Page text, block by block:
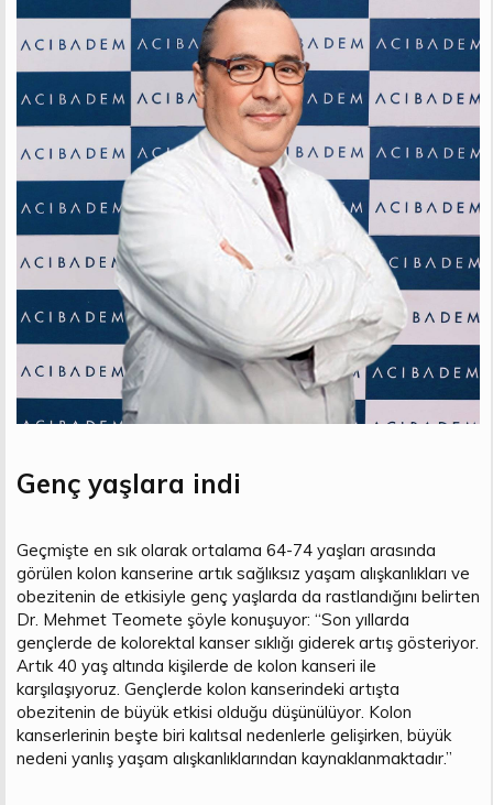
Genç yaşlara indi
Geçmişte en sık olarak ortalama 64-74 yaşları arasında
görülen kolon kanserine artık sağlıksız yaşam alışkanlıkları ve
obezitenin de etkisiyle genç yaşlarda da rastlandığını belirten
Dr. Mehmet Teomete şöyle konuşuyor: “Son yıllarda
gençlerde de kolorektal kanser sıklığı giderek artış gösteriyor.
Artık 40 yaş altında kişilerde de kolon kanseri ile
karşılaşıyoruz. Gençlerde kolon kanserindeki artışta
obezitenin de büyük etkisi olduğu düşünülüyor. Kolon
kanserlerinin beşte biri kalıtsal nedenlerle gelişirken, büyük
nedeni yanlış yaşam alışkanlıklarından kaynaklanmaktadır.”